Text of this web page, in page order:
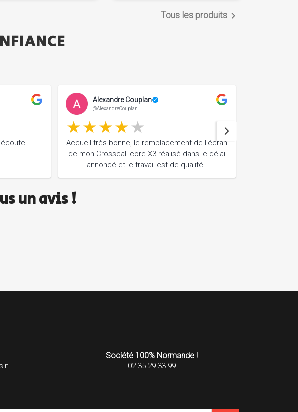
Tous les produits 
Alexandre Couplan
@AlexandreCouplan
Accueil très bonne, le remplacement de l'écran
de mon Crosscall core X3 réalisé dans le délai
annoncé et le travail est de qualité !
un avis !
Société 100% Normande !
02 35 29 33 99